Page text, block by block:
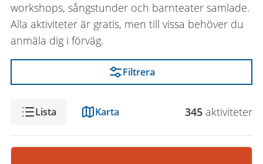
workshops, sångstunder och barnteater samlade.
Alla aktiviteter är gratis, men till vissa behöver du
anmäla dig i förväg.
Filtrera
VisningLista Karta 345 aktiviteter